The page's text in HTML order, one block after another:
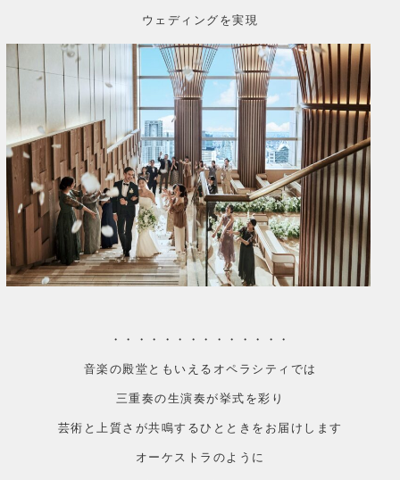
ウェディングを実現
・・・・・・・・・・・・・・
音楽の殿堂ともいえるオペラシティでは
三重奏の生演奏が挙式を彩り
芸術と上質さが共鳴するひとときをお届けします
オーケストラのように